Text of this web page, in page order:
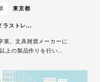
東京都
ラストレ...
業。文具雑貨メーカーに
上の製品作りを行い、
在はフリーランスとし
スト、デザインの他、動